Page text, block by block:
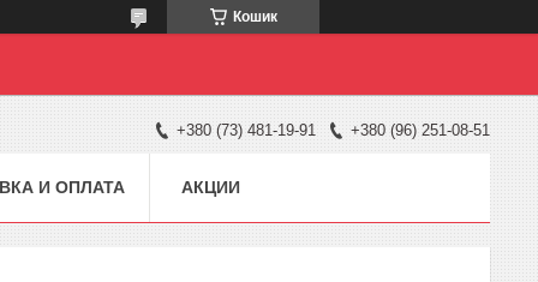
Кошик
+380 (73) 481-19-91 +380 (96) 251-08-51
И ОПЛАТА АКЦИИ